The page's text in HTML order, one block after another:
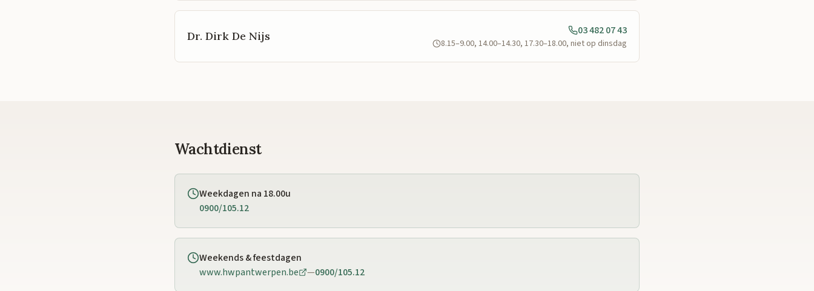
Dr. Dirk De Nijs 03 482 07 43
8.15–9.00, 14.00–14.30, 17.30–18.00, niet op dinsdag
Wachtdienst
Weekdagen na 18.00u
0900/105.12
Weekends & feestdagen
www.hwpantwerpen.be
—0900/105.12